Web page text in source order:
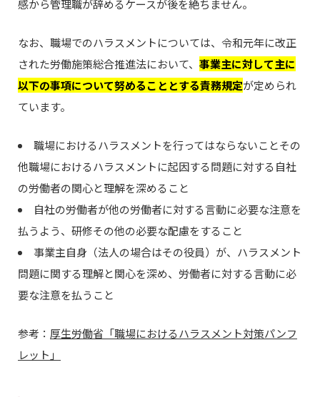
感から管理職が辞めるケースが後を絶ちません。
なお、職場でのハラスメントについては、令和元年に改正
された労働施策総合推進法において、 事業主に対して主に
以下の事項について努めることとする責務規定が定められ
ています。
職場におけるハラスメントを行ってはならないことその
他職場におけるハラスメントに起因する問題に対する自社
の労働者の関心と理解を深めること
自社の労働者が他の労働者に対する言動に必要な注意を
払うよう、研修その他の必要な配慮をすること
事業主自身（法人の場合はその役員）が、ハラスメント
問題に関する理解と関心を深め、労働者に対する言動に必
要な注意を払うこと
参考： 厚生労働省「職場におけるハラスメント対策パンフ
レット」